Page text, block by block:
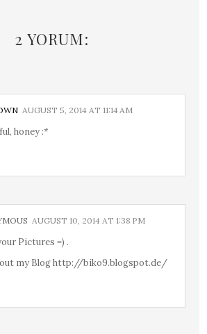
2 YORUM:
AUGUST 5, 2014 AT 11:14 AM
honey :*
AUGUST 10, 2014 AT 1:38 PM
Pictures =) .
out my Blog http://biko9.blogspot.de/